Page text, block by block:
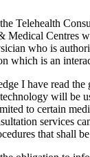
Telehealth
Medical Centres
who is
which is an
I have read
will be
to certain
services
that shall